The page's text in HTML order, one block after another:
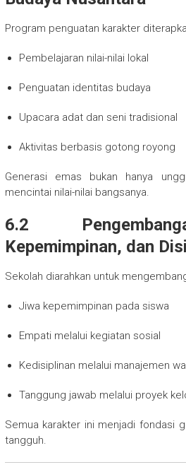
Program penguatan karakter
Pembelajaran nilai-nilai lokal
Penguatan identitas budaya
Upacara adat dan seni tradisional
Aktivitas berbasis gotong royong
Generasi emas bukan hanya
mencintai nilai-nilai bangsanya.
6.2
Kepemimpinan, dan
Sekolah diarahkan untuk
Jiwa kepemimpinan pada siswa
Empati melalui kegiatan sosial
Kedisiplinan melalui manajemen
Tanggung jawab melalui proyek
Semua karakter ini menjadi fondasi
tangguh.